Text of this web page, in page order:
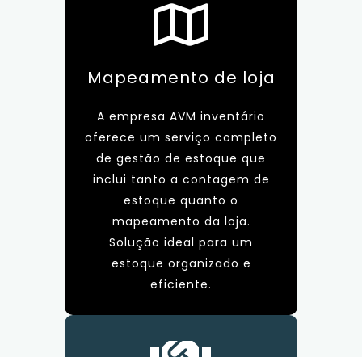
Mapeamento de loja
A empresa AVM inventário
oferece um serviço completo
de gestão de estoque que
inclui tanto a contagem de
estoque quanto o
mapeamento da loja.
Solução ideal para um
estoque organizado e
eficiente.